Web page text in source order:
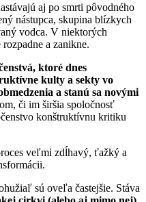
aj po smrti pôvodného
nástupca, skupina blízkych
vodca. V niektorých
a zanikne.
ktoré dnes
kulty a sekty vo
a stanú sa novými
či im širšia spoločnosť
konštruktívnu kritiku
veľmi zdĺhavý, ťažký a
sú oveľa častejšie. Stáva